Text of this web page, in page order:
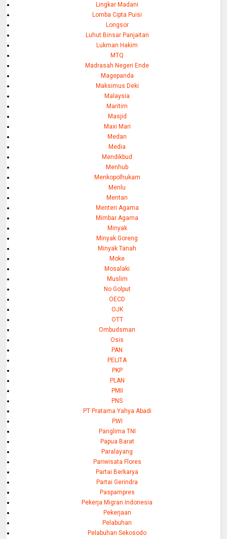
Lingkar Madani
Lomba Cipta Puisi
Longsor
Luhut Binsar Panjaitan
Lukman Hakim
MTQ
Madrasah Negeri Ende
Magepanda
Maksimus Deki
Malaysia
Maritim
Masjid
Maxi Mari
Medan
Media
Mendikbud
Menhub
Menkopolhukam
Menlu
Mentan
Menteri Agama
Mimbar Agama
Minyak
Minyak Goreng
Minyak Tanah
Moke
Mosalaki
Muslim
No Golput
OECD
OJK
OTT
Ombudsman
Osis
PAN
PELITA
PKP
PLAN
PMII
PNS
PT Pratama Yahya Abadi
PWI
Panglima TNI
Papua Barat
Paralayang
Pariwisata Flores
Partai Berkarya
Partai Gerindra
Paspampres
Pekerja Migran Indonesia
Pekerjaan
Pelabuhan
Pelabuhan Sekosodo